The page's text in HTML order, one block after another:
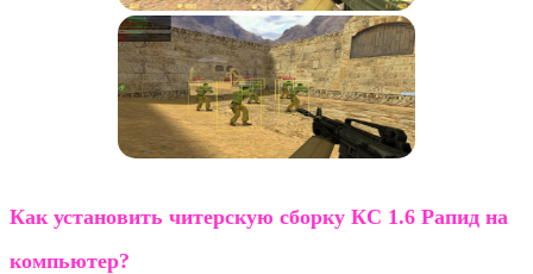
Как установить читерскую сборку КС 1.6 Рапид на
компьютер?